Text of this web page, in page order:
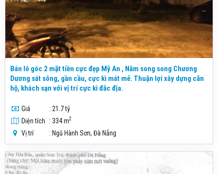
Bán lô góc 2 mặt tiền cực đẹp Mỹ An , Nằm song song Chương
Dương sát sông, gần cầu, cực kì mát mẻ. Thuận lợi xây dựng căn
hộ, khách sạn với vị trí cực kì đắc địa.
Giá
: 21.7 tỷ
Diện tích
: 334 m2
Vị trí : Ngũ Hành Sơn, Đà Nẵng